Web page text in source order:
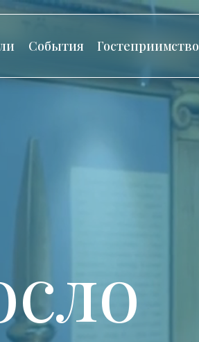
События Гостеприимство